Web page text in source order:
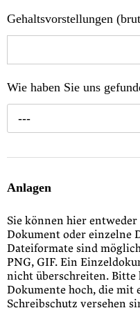
Gehaltsvorstellungen
Wie haben Sie uns
---
Anlagen
Sie können hier
Dokument oder einzelne
Dateiformate sind
PNG, GIF. Ein
nicht überschreiten. Bitte
Dokumente hoch, die mit
Schreibschutz versehen